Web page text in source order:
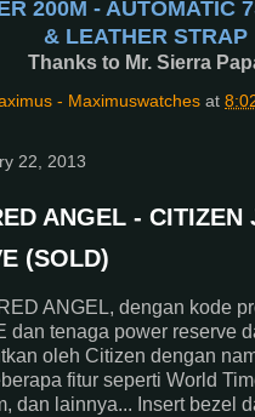
200M - AUTOMATIC
& LEATHER STRAP
Thanks to Mr. Sierra
- Maximuswatches at
22, 2013
ANGEL - CITIZEN
(SOLD)
ANGEL, dengan kode
dan tenaga power reserve
oleh Citizen dengan
fitur seperti World
dan lainnya... Insert bezel